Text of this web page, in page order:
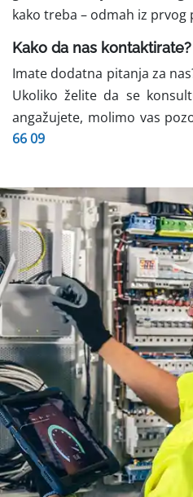
kako treba – odmah iz prvog
Kako da nas kontaktirate?
Imate dodatna pitanja za
Ukoliko želite da se
angažujete, molimo vas
66 09